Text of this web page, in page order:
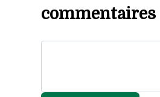
commentaires